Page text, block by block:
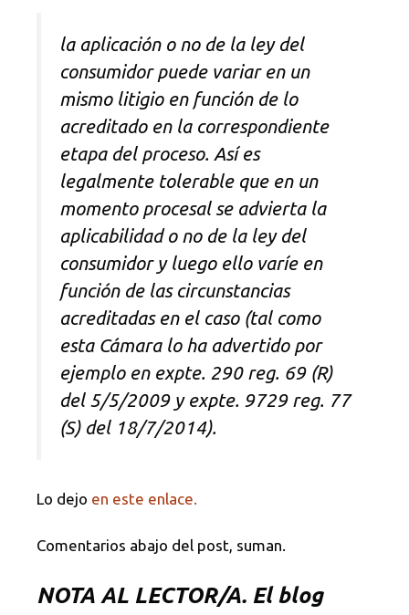
la aplicación o no de la ley del
consumidor puede variar en un
mismo litigio en función de lo
acreditado en la correspondiente
etapa del proceso. Así es
legalmente tolerable que en un
momento procesal se advierta la
aplicabilidad o no de la ley del
consumidor y luego ello varíe en
función de las circunstancias
acreditadas en el caso (tal como
esta Cámara lo ha advertido por
ejemplo en expte. 290 reg. 69 (R)
del 5/5/2009 y expte. 9729 reg. 77
(S) del 18/7/2014).
Lo dejo en este enlace.
Comentarios abajo del post, suman.
NOTA AL LECTOR/A. El blog